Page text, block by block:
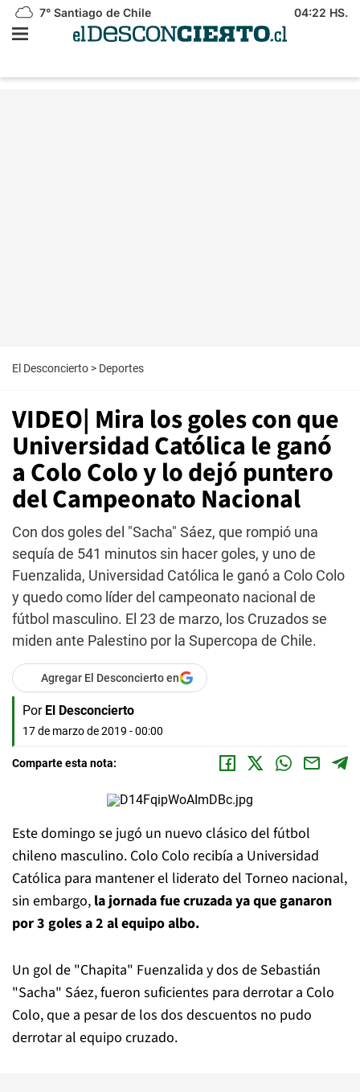
7° Santiago de Chile 04:22 HS.
El Desconcierto > Deportes
VIDEO| Mira los goles con que
Universidad Católica le ganó
a Colo Colo y lo dejó puntero
del Campeonato Nacional
Con dos goles del "Sacha" Sáez, que rompió una
sequía de 541 minutos sin hacer goles, y uno de
Fuenzalida, Universidad Católica le ganó a Colo Colo
y quedo como líder del campeonato nacional de
fútbol masculino. El 23 de marzo, los Cruzados se
miden ante Palestino por la Supercopa de Chile.
Agregar El Desconcierto en
Por El Desconcierto
17 de marzo de 2019 - 00:00
Comparte esta nota:
Este domingo se jugó un nuevo clásico del fútbol
chileno masculino. Colo Colo recibía a Universidad
Católica para mantener el liderato del Torneo nacional,
sin embargo, la jornada fue cruzada ya que ganaron
por 3 goles a 2 al equipo albo.
Un gol de "Chapita" Fuenzalida y dos de Sebastián
"Sacha" Sáez, fueron suficientes para derrotar a Colo
Colo, que a pesar de los dos descuentos no pudo
derrotar al equipo cruzado.